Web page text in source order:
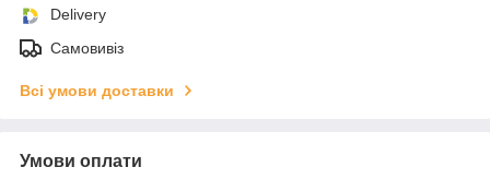
Delivery
Самовивіз
Всі умови доставки
Умови оплати